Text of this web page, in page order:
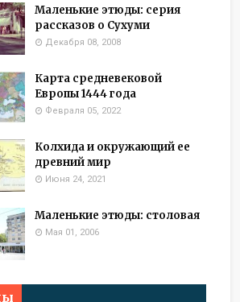
Маленькие этюды: серия
рассказов о Сухуми
Декабря 08, 2008
Карта средневековой
Европы 1444 года
Февраля 05, 2022
Колхида и окружающий ее
древний мир
Июня 24, 2021
Маленькие этюды: столовая
Мая 01, 2006